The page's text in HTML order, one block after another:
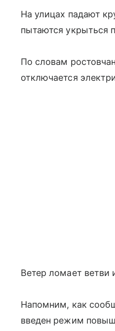
На улицах падают
пытаются укрыться
По словам
отключается
Ветер ломает
Напомним, как
введен режим